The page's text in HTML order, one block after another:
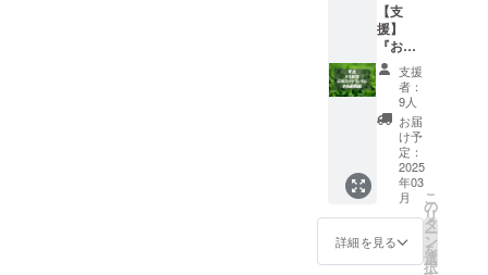
【支
援】
『おま
えざき
はくら
んかい
2025』
公式ガ
イド
ブック
に、支
援者様
のお名
前
（ニッ
支援
者：
9人
お届
け予
定：
2025
年03
月
詳細を見る
こ
の
リ
タ
ー
ン
を
選
択